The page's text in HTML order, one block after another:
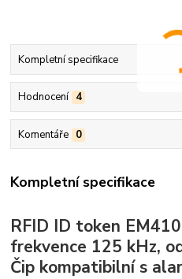
Kompletní specifikace
Hodnocení 4
Komentáře 0
Kompletní specifikace
RFID ID token
frekvence 125 kHz,
Čip kompatibilní s